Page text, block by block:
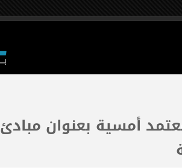
أمسية بعنوان مبادئ